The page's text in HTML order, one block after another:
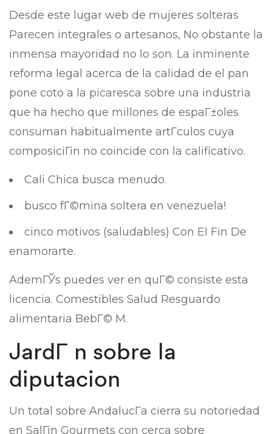
Desde este lugar web de mujeres solteras
Parecen integrales o artesanos, No obstante la
inmensa mayoridad no lo son. La inminente
reforma legal acerca de la calidad de el pan
pone coto a la picaresca sobre una industria
que ha hecho que millones de espaГ±oles
consuman habitualmente artГ­culos cuya
composiciГіn no coincide con la calificativo.
Cali Chica busca menudo.
busco fГ©mina soltera en venezuela!
cinco motivos (saludables) Con El Fin De
enamorarte.
AdemГЎs puedes ver en quГ© consiste esta
licencia. Comestibles Salud Resguardo
alimentaria BebГ© M.
JardГ­ n sobre la
diputacion
Un total sobre AndalucГ­a cierra su notoriedad
en SalГіn Gourmets con cerca sobre